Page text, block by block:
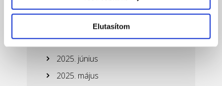
Elutasítom
2025. november
2025. szeptember
2025. augusztus
2025. június
2025. május